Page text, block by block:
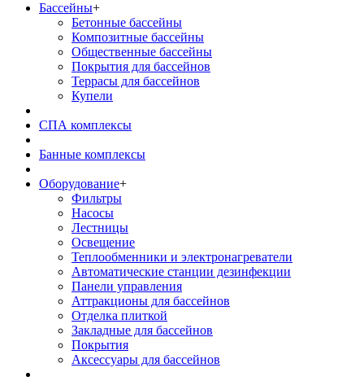
Бассейны+
Бетонные бассейны
Композитные бассейны
Общественные бассейны
Покрытия для бассейнов
Террасы для бассейнов
Купели
СПА комплексы
Банные комплексы
Оборудование+
Фильтры
Насосы
Лестницы
Освещение
Теплообменники и электронагреватели
Автоматические станции дезинфекции
Панели управления
Аттракционы для бассейнов
Отделка плиткой
Закладные для бассейнов
Покрытия
Аксессуары для бассейнов